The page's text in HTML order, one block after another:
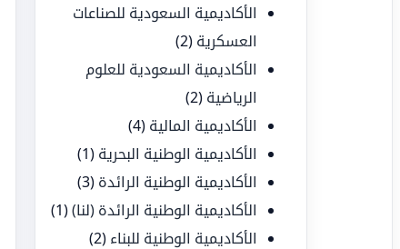
الأكاديمية السعودية للصناعات
العسكرية (2)
الأكاديمية السعودية للعلوم
الرياضية (2)
الأكاديمية المالية (4)
الأكاديمية الوطنية البحرية (1)
الأكاديمية الوطنية الرائدة (3)
الأكاديمية الوطنية الرائدة (لنا)(1)
الأكاديمية الوطنية للبناء (2)